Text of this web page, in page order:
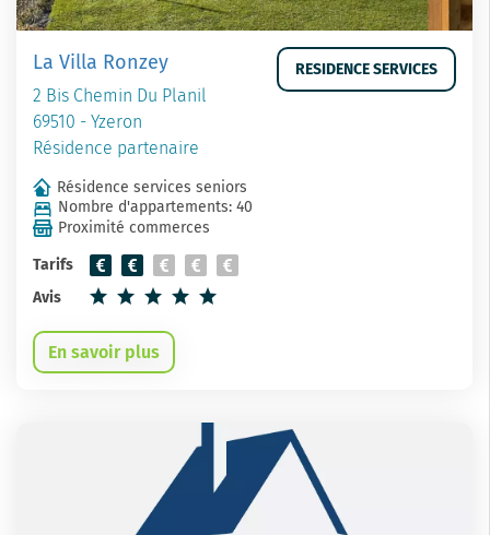
La Villa Ronzey
2 Bis Chemin Du Planil
69510 - Yzeron
Résidence partenaire
RESIDENCE SERVICES
Résidence services seniors
Nombre d'appartements: 40
Proximité commerces
Tarifs
Avis
En savoir plus